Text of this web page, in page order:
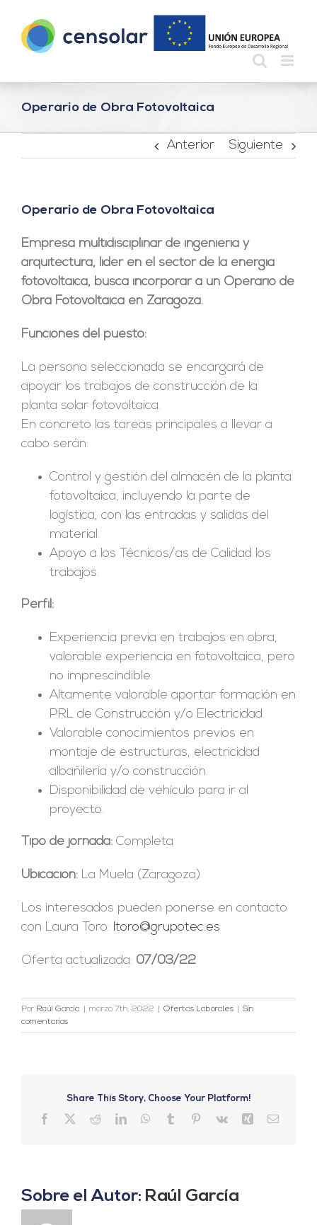
contenido
Operario de Obra Fotovoltaica
Anterior Siguiente
Operario de Obra Fotovoltaica
Empresa multidisciplinar de ingeniería y
arquitectura, líder en el sector de la energía
fotovoltaica, busca incorporar a un Operario de
Obra Fotovoltaica en Zaragoza.
Funciones del puesto:
La persona seleccionada se encargará de
apoyar los trabajos de construcción de la
planta solar fotovoltaica.
En concreto las tareas principales a llevar a
cabo serán:
Control y gestión del almacén de la planta
fotovoltaica, incluyendo la parte de
logística, con las entradas y salidas del
material.
Apoyo a los Técnicos/as de Calidad los
trabajos.
Perfil:
Experiencia previa en trabajos en obra,
valorable experiencia en fotovoltaica, pero
no imprescindible.
Altamente valorable aportar formación en
PRL de Construcción y/o Electricidad.
Valorable conocimientos previos en
montaje de estructuras, electricidad
albañilería y/o construcción.
Disponibilidad de vehículo para ir al
proyecto.
Tipo de jornada: Completa
Ubicación: La Muela (Zaragoza)
Los interesados pueden ponerse en contacto
con Laura Toro: ltoro@grupotec.es
Oferta actualizada: 07/03/22
Por Raúl García marzo 7th, 2022 Ofertas Laborales
Sin
comentarios
Share This Story, Choose Your Platform!
Facebook RedditLinkedInWhatsApp
Tumblr Pinterest
Vk Xing Correo
Sobre el Autor: Raúl García